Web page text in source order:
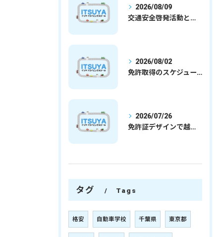
2026/08/09
交通安全啓発活動と埼玉県さいたま市行田市で免許取得を安心して目指すための実践ガイド
2026/08/02
免許取得のスケジュールを徹底解説学生社会人の通学合宿別プランで最短取得のコツ
2026/07/26
免許証デザインで越谷市愛を表現する埼玉県さいたま市越谷市の免許取得完全ガイド
タグ Tags
格安 自動車学校 千葉県 東京都